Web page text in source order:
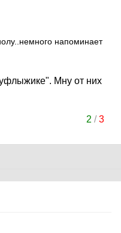
напоминает
Мну от них
2 /3